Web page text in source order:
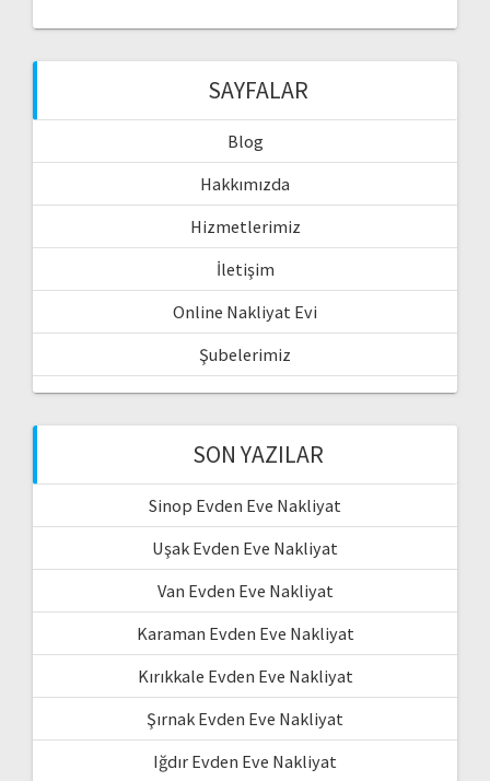
SAYFALAR
Blog
Hakkımızda
Hizmetlerimiz
İletişim
Online Nakliyat Evi
Şubelerimiz
SON YAZILAR
Sinop Evden Eve Nakliyat
Uşak Evden Eve Nakliyat
Van Evden Eve Nakliyat
Karaman Evden Eve Nakliyat
Kırıkkale Evden Eve Nakliyat
Şırnak Evden Eve Nakliyat
Iğdır Evden Eve Nakliyat